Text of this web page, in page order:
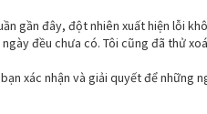
gần đây, đột nhiên xuất hiện lỗi
đều chưa có. Tôi cũng đã thử
xác nhận và giải quyết để